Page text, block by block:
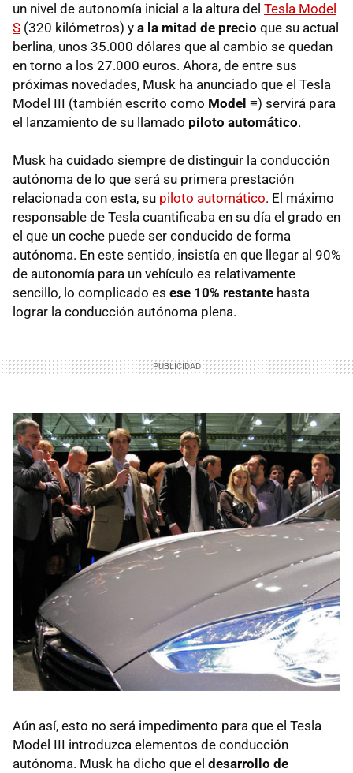
un nivel de autonomía inicial a la altura del Tesla Model
S (320 kilómetros) y a la mitad de precio que su actual
berlina, unos 35.000 dólares que al cambio se quedan
en torno a los 27.000 euros. Ahora, de entre sus
próximas novedades, Musk ha anunciado que el Tesla
Model III (también escrito como Model ≡) servirá para
el lanzamiento de su llamado piloto automático.
Musk ha cuidado siempre de distinguir la conducción
autónoma de lo que será su primera prestación
relacionada con esta, su piloto automático. El máximo
responsable de Tesla cuantificaba en su día el grado en
el que un coche puede ser conducido de forma
autónoma. En este sentido, insistía en que llegar al 90%
de autonomía para un vehículo es relativamente
sencillo, lo complicado es ese 10% restante hasta
lograr la conducción autónoma plena.
Aún así, esto no será impedimento para que el Tesla
Model III introduzca elementos de conducción
autónoma. Musk ha dicho que el desarrollo de